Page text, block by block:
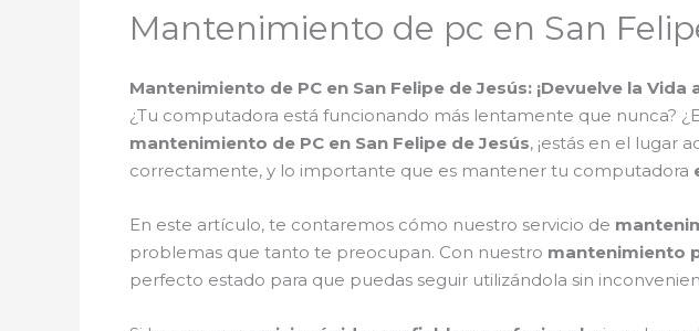
Mantenimiento de pc en San
Mantenimiento de PC en San Felipe de Jesús: ¡Devuelve la
¿Tu computadora está funcionando más lentamente que nunca?
mantenimiento de PC en San Felipe de Jesús, ¡estás en el lugar
correctamente, y lo importante que es mantener tu computadora
En este artículo, te contaremos cómo nuestro servicio de
problemas que tanto te preocupan. Con nuestro mantenimiento
perfecto estado para que puedas seguir utilizándola sin